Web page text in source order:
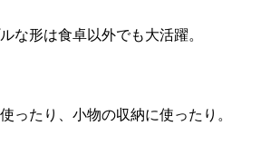
な形は食卓以外でも大活躍。
ったり、小物の収納に使ったり。